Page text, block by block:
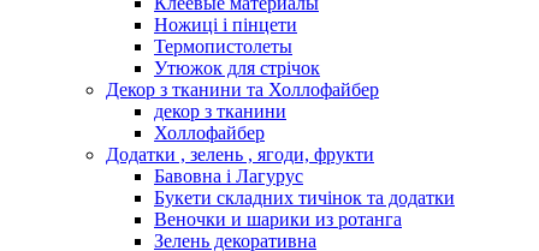
Ножиці і пінцети
Термопистолеты
Утюжок для стрічок
Декор з тканини та Холлофайбер
декор з тканини
Холлофайбер
Додатки , зелень , ягоди, фрукти
Бавовна і Лагурус
Букети складних тичінок та додатки
Веночки и шарики из ротанга
Зелень декоративна